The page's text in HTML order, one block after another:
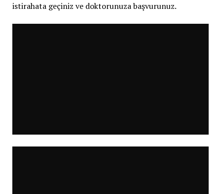
istirahata geçiniz ve doktorunuza başvurunuz.